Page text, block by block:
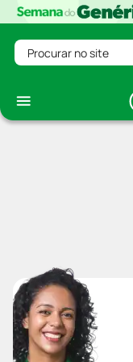
Procurar no site